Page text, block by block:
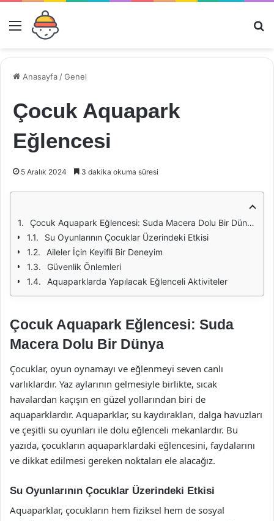
Menü
Anasayfa /Genel
Çocuk Aquapark
Eğlencesi
5 Aralık 2024 3 dakika okuma süresi
Çocuk Aquapark Eğlencesi: Suda Macera Dolu Bir Dünya
Su Oyunlarının Çocuklar Üzerindeki Etkisi
Aileler İçin Keyifli Bir Deneyim
Güvenlik Önlemleri
Aquaparklarda Yapılacak Eğlenceli Aktiviteler
Çocuk Aquapark Eğlencesi: Suda
Macera Dolu Bir Dünya
Çocuklar, oyun oynamayı ve eğlenmeyi seven canlı
varlıklardır. Yaz aylarının gelmesiyle birlikte, sıcak
havalardan kaçışın en güzel yollarından biri de
aquaparklardır. Aquaparklar, su kaydırakları, dalga havuzları
ve çeşitli su oyunları ile dolu eğlenceli mekanlardır. Bu
yazıda, çocukların aquaparklardaki eğlencesini, faydalarını
ve dikkat edilmesi gereken noktaları ele alacağız.
Su Oyunlarının Çocuklar Üzerindeki Etkisi
Aquaparklar, çocukların hem fiziksel hem de sosyal